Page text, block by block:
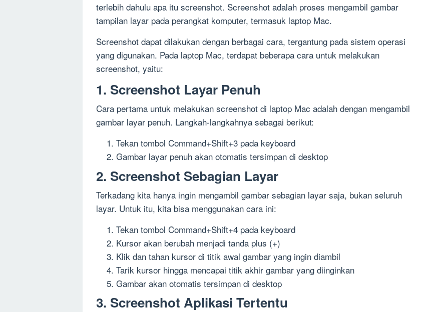
terlebih dahulu apa itu screenshot. Screenshot adalah proses mengambil gambar
tampilan layar pada perangkat komputer, termasuk laptop Mac.
Screenshot dapat dilakukan dengan berbagai cara, tergantung pada sistem operasi
yang digunakan. Pada laptop Mac, terdapat beberapa cara untuk melakukan
screenshot, yaitu:
1. Screenshot Layar Penuh
Cara pertama untuk melakukan screenshot di laptop Mac adalah dengan mengambil
gambar layar penuh. Langkah-langkahnya sebagai berikut:
Tekan tombol Command+Shift+3 pada keyboard
Gambar layar penuh akan otomatis tersimpan di desktop
2. Screenshot Sebagian Layar
Terkadang kita hanya ingin mengambil gambar sebagian layar saja, bukan seluruh
layar. Untuk itu, kita bisa menggunakan cara ini:
Tekan tombol Command+Shift+4 pada keyboard
Kursor akan berubah menjadi tanda plus (+)
Klik dan tahan kursor di titik awal gambar yang ingin diambil
Tarik kursor hingga mencapai titik akhir gambar yang diinginkan
Gambar akan otomatis tersimpan di desktop
3. Screenshot Aplikasi Tertentu